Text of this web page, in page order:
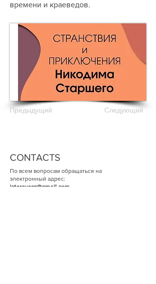
времени и краеведов.
Предыдущий Следующий
CONTACTS
По всем вопросам обращаться на
электронный адрес:
istorexorg@gmail.com